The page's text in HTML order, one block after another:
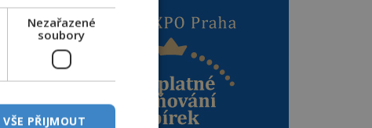
Nezařazené
soubory
VŠE PŘIJMOUT